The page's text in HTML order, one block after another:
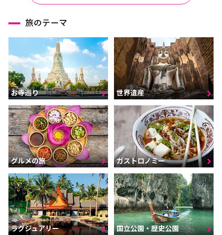
旅のテーマ
お寺巡り 世界遺産
グルメの旅 ガストロノミー
ラグジュアリー 国立公園・歴史公園